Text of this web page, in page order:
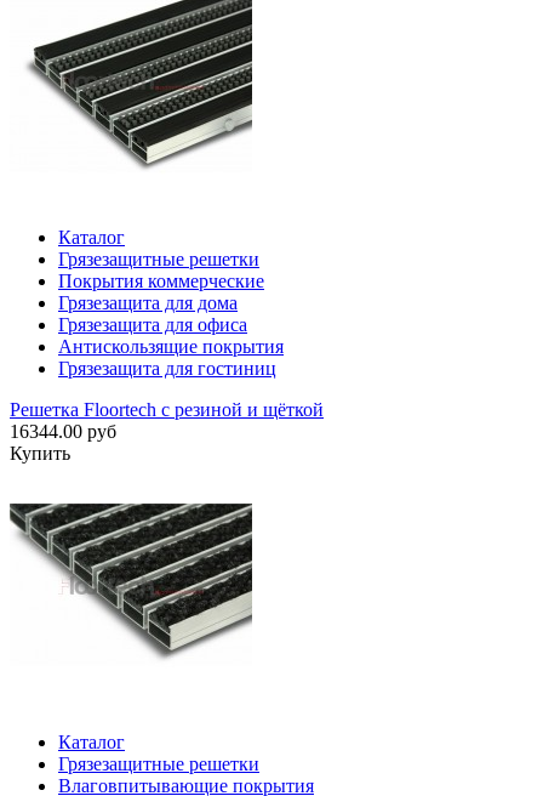
Каталог
Грязезащитные решетки
Покрытия коммерческие
Грязезащита для дома
Грязезащита для офиса
Антискользящие покрытия
Грязезащита для гостиниц
Решетка Floortech с резиной и щёткой
16344.00 руб
Купить
Каталог
Грязезащитные решетки
Влаговпитывающие покрытия